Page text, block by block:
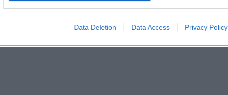
Data Deletion Data Access Privacy Policy